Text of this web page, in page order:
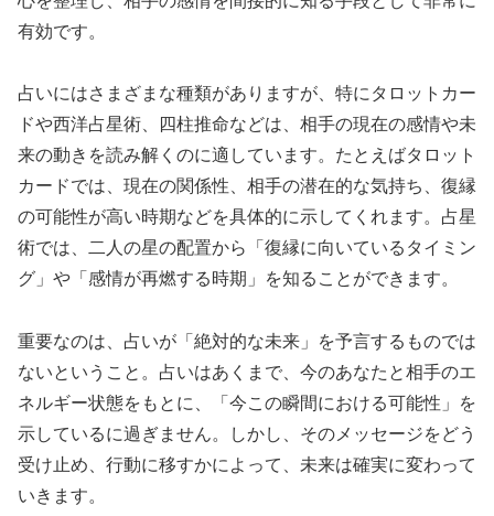
有効です。
占いにはさまざまな種類がありますが、特にタロットカー
ドや西洋占星術、四柱推命などは、相手の現在の感情や未
来の動きを読み解くのに適しています。たとえばタロット
カードでは、現在の関係性、相手の潜在的な気持ち、復縁
の可能性が高い時期などを具体的に示してくれます。占星
術では、二人の星の配置から「復縁に向いているタイミン
グ」や「感情が再燃する時期」を知ることができます。
重要なのは、占いが「絶対的な未来」を予言するものでは
ないということ。占いはあくまで、今のあなたと相手のエ
ネルギー状態をもとに、「今この瞬間における可能性」を
示しているに過ぎません。しかし、そのメッセージをどう
受け止め、行動に移すかによって、未来は確実に変わって
いきます。